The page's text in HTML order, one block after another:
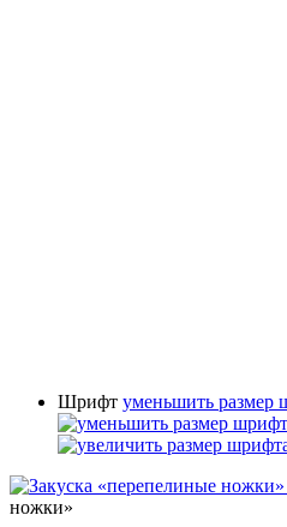
Шрифт уменьшить размер
ножки»